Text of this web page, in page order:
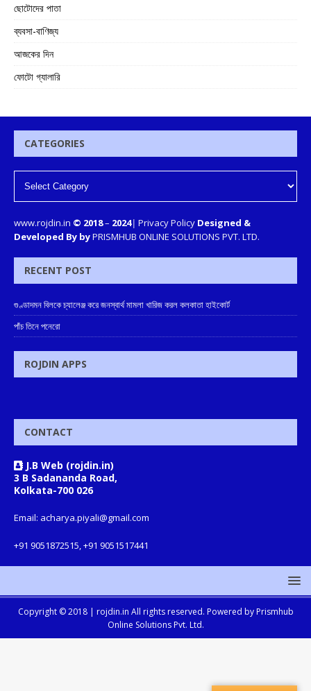
ছোটোদের পাতা
ব্যবসা-বাণিজ্য
আজকের দিন
ফোটো গ্যালারি
CATEGORIES
www.rojdin.in © 2018– 2024| Privacy Policy Designed &
Developed By byPRISMHUB ONLINE SOLUTIONS PVT. LTD.
RECENT POST
গুণ্ডাদমন বিলকে চ্যালেঞ্জ করে জনস্বার্থ মামলা খারিজ করল কলকাতা হাইকোর্ট
পাঁচ তিনে পনেরো
ROJDIN APPS
CONTACT
J.B Web (rojdin.in)
3 B Sadananda Road,
Kolkata-700 026
Email: acharya.piyali@gmail.com
+91 9051872515, +91 9051517441
Copyright © 2018 | rojdin.in All rights reserved. Powered by Prismhub
Online Solutions Pvt. Ltd.